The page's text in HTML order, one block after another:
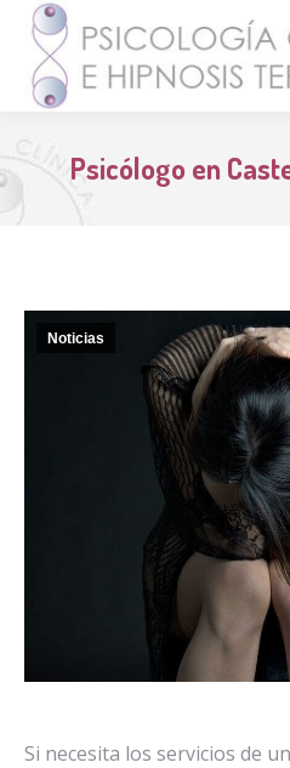
Psicólogo en
Noticias
Si necesita los servicios de